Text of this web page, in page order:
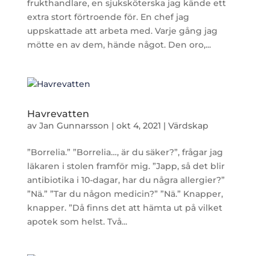
frukthandlare, en sjuksköterska jag kände ett
extra stort förtroende för. En chef jag
uppskattade att arbeta med. Varje gång jag
mötte en av dem, hände något. Den oro,...
Havrevatten
av Jan Gunnarsson | okt 4, 2021 | Värdskap
”Borrelia.” ”Borrelia…, är du säker?”, frågar jag
läkaren i stolen framför mig. ”Japp, så det blir
antibiotika i 10-dagar, har du några allergier?”
”Nä.” ”Tar du någon medicin?” ”Nä.” Knapper,
knapper. ”Då finns det att hämta ut på vilket
apotek som helst. Två...